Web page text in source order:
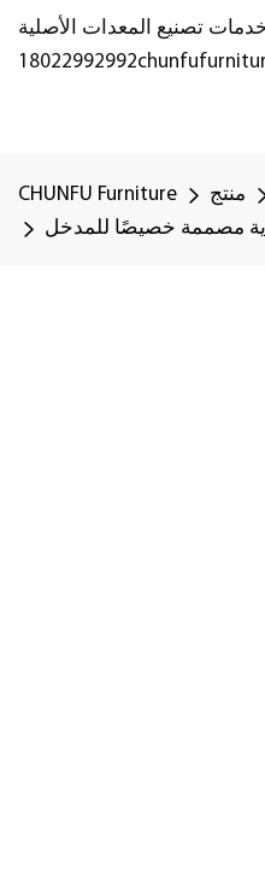
18022992992
CHUNFU Furniture منتج
مصممة خصيصًا للمدخل